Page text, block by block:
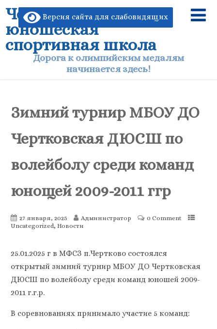
Версия сайта для слабовидящих
Чертковская детско-
юношеская
спортивная школа
Дорога к олимпийским медалям
начинается здесь!
Зимний турнир МБОУ ДО
Чертковская ДЮСШ по
волейболу среди команд
юнощей 2009-2011 ггр
27 января, 2025 Администратор
0 Comment
Uncategorized, Новости
25.01.2025 г в МФСЗ п.Чертково состоялся
открытый зимний турнир МБОУ ДО Чертковская
ДЮСШ по волейболу среди команд юношей 2009-
2011 г.г.р.
В соревнованиях принимало участие 5 команд: